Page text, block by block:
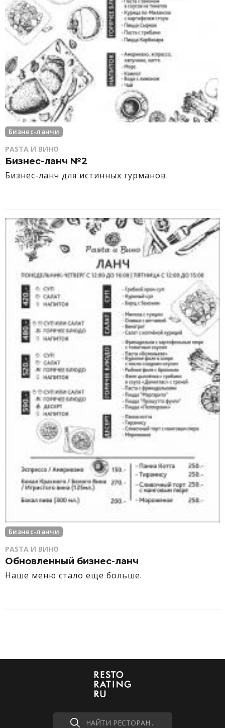
Бизнес-ланчи
PASTA И ВИНО
Бизнес-ланч №2
Бизнес-ланч для истинных гурманов.
Бизнес-ланчи
PASTA И ВИНО
Обновленный бизнес-ланч
Наше меню стало еще больше.
НАЙТИ РЕСТОРАН...